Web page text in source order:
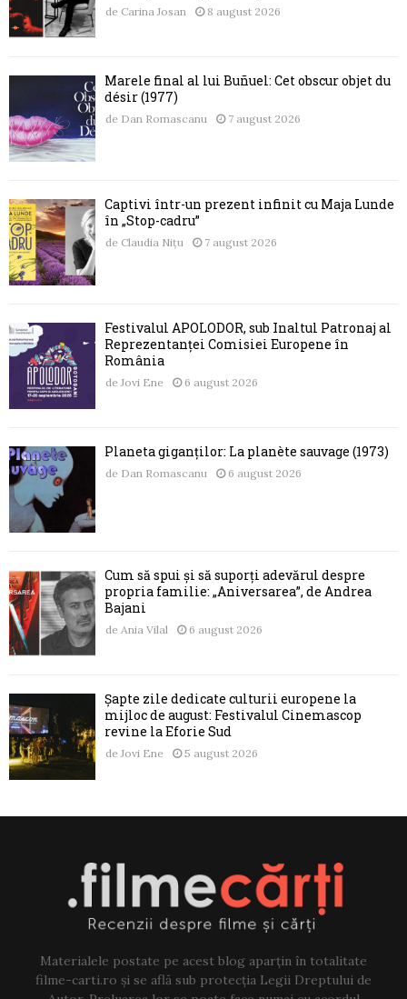
de Carina Josan 8 august 2026
Marele final al lui Buñuel: Cet obscur objet du
désir (1977)
de Dan Romascanu 7 august 2026
Captivi într-un prezent infinit cu Maja Lunde
în „Stop-cadru”
de Claudia Nițu 7 august 2026
Festivalul APOLODOR, sub Înaltul Patronaj al
Reprezentanței Comisiei Europene în
România
de Jovi Ene 6 august 2026
Planeta giganților: La planète sauvage (1973)
de Dan Romascanu 6 august 2026
Cum să spui și să suporți adevărul despre
propria familie: „Aniversarea”, de Andrea
Bajani
de Ania Vilal 6 august 2026
Șapte zile dedicate culturii europene la
mijloc de august: Festivalul Cinemascop
revine la Eforie Sud
de Jovi Ene 5 august 2026
Materialele postate pe acest blog aparțin în totalitate
filme-carti.ro și se află sub protecția Legii Dreptului de